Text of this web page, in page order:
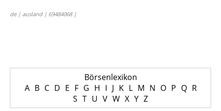
de | ausland | 69484068 |
Börsenlexikon
A B C D E F G H I J K L M N O P Q R
S T U V W X Y Z